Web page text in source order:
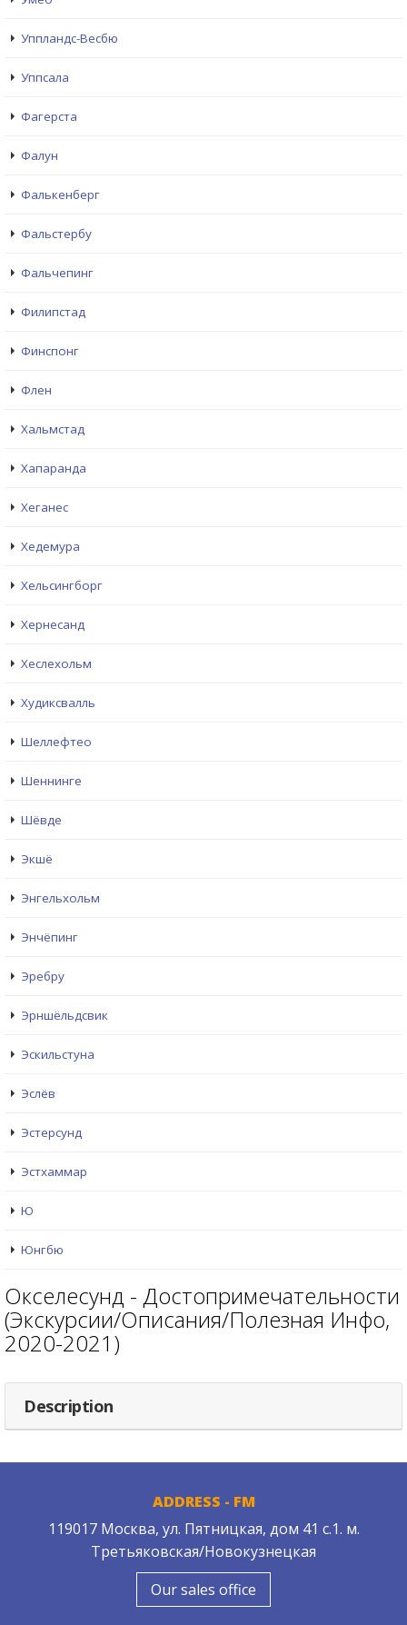
Уппландс-Весбю
Уппсала
Фагерста
Фалун
Фалькенберг
Фальстербу
Фальчепинг
Филипстад
Финспонг
Флен
Хальмстад
Хапаранда
Хеганес
Хедемура
Хельсингборг
Хернесанд
Хеслехольм
Худиксвалль
Шеллефтео
Шеннинге
Шёвде
Экшё
Энгельхольм
Энчёпинг
Эребру
Эрншёльдсвик
Эскильстуна
Эслёв
Эстерсунд
Эстхаммар
Ю
Юнгбю
Окселесунд - Достопримечательности
(Экскурсии/Описания/Полезная Инфо,
2020-2021)
Description
ADDRESS - FM
119017 Москва, ул. Пятницкая, дом 41 с.1. м.
Третьяковская/Новокузнецкая
Our sales office